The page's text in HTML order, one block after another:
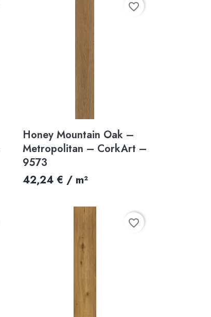
Aperçu rapide
Honey Mountain Oak –
Metropolitan – CorkArt –
9573
42,24 € / m²
favorite_border
favorite_border